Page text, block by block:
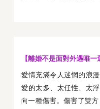
【離婚不是面對外遇唯一
愛情充滿令人迷惘的浪
愛的太多、太任性、太
向一種傷害。傷害了雙